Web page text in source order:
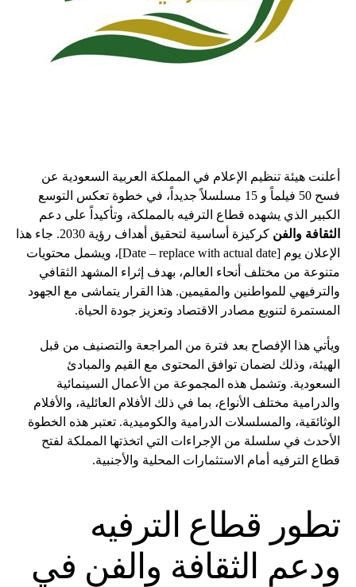
أعلنت هيئة تنظيم الإعلام في المملكة العربية السعودية عن
فسح 50 فيلماً و 15 مسلسلاً جديداً، في خطوة تعكس التوسع
الكبير الذي يشهده قطاع الترفيه بالمملكة، وتأكيداً على دعم
الثقافة والفن
كركيزة أساسية لتحقيق أهداف رؤية 2030. جاء هذا
الإعلان يوم [Date – replace with actual date]، ويشمل محتويات
متنوعة من مختلف أنحاء العالم، بهدف إثراء المشهد الثقافي
والترفيهي للمواطنين والمقيمين. هذا القرار يتماشى مع الجهود
المستمرة لتنويع مصادر الاقتصاد وتعزيز جودة الحياة.
ويأتي هذا الإفصاح بعد فترة من المراجعة والتصنيف من قبل
الهيئة، وذلك لضمان توافق المحتوى مع القيم والمبادئ
السعودية. وتشمل هذه المجموعة من الأعمال السينمائية
والدرامية مختلف الأنواع، بما في ذلك الأفلام العائلية، والأفلام
الوثائقية، والمسلسلات الدرامية والكوميدية. تعتبر هذه الخطوة
الأحدث في سلسلة من الإجراءات التي اتخذتها المملكة لفتح
قطاع الترفيه أمام الاستثمارات المحلية والأجنبية.
تطور قطاع الترفيه
ودعم الثقافة والفن في